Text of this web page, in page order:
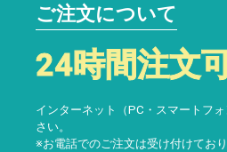
ご注文について
24時間注文
インターネット（PC・スマートフ
さい。
※お電話でのご注文は受け付けており